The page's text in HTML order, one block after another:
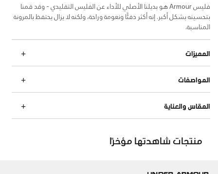
فليس Armour هو بديلنا الأصلي للأداء عن الفليس التقليدي - وقد قمنا
بتحسينه بشكل أكبر. إنه أكثر دفئًا ونعومة وراحة، ولكنه لا يزال يحتفظ بالمرونة
المناسبة.
المميزات
المواصفات
المقاس والعناية
منتجات شاهدتها مؤخرًا